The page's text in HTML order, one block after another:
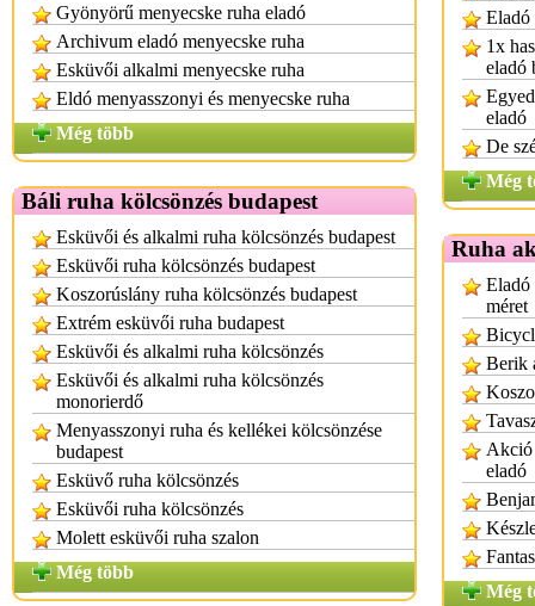
Gyönyörű menyecske ruha eladó
Archivum eladó menyecske ruha
Esküvői alkalmi menyecske ruha
Eldó menyasszonyi és menyecske ruha
Még több
Báli ruha kölcsönzés budapest
Esküvői és alkalmi ruha kölcsönzés budapest
Esküvői ruha kölcsönzés budapest
Koszorúslány ruha kölcsönzés budapest
Extrém esküvői ruha budapest
Esküvői és alkalmi ruha kölcsönzés
Esküvői és alkalmi ruha kölcsönzés
monorierdő
Menyasszonyi ruha és kellékei kölcsönzése
budapest
Esküvő ruha kölcsönzés
Esküvői ruha kölcsönzés
Molett esküvői ruha szalon
Még több
Eladó
1x
eladó
eladó
De
Még
Ruha
Eladó
méret
Berik
Akció
eladó
Még